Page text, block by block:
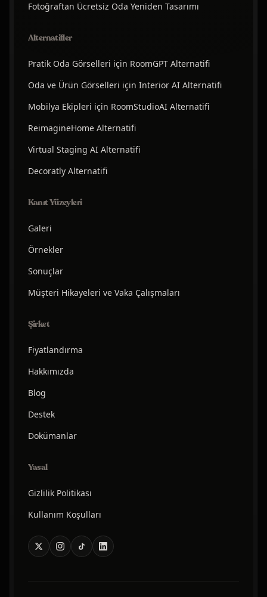
Fotoğraftan Ücretsiz Oda Yeniden Tasarımı
Alternatifler
Pratik Oda Görselleri için RoomGPT Alternatifi
Oda ve Ürün Görselleri için Interior AI Alternatifi
Mobilya Ekipleri için RoomStudioAI Alternatifi
ReimagineHome Alternatifi
Virtual Staging AI Alternatifi
Decoratly Alternatifi
Kanıt Yüzeyleri
Galeri
Örnekler
Sonuçlar
Müşteri Hikayeleri ve Vaka Çalışmaları
Şirket
Fiyatlandırma
Hakkımızda
Blog
Destek
Dokümanlar
Yasal
Gizlilik Politikası
Kullanım Koşulları